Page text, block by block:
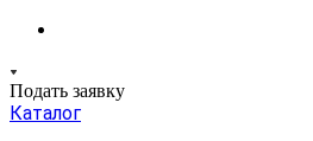
Подать заявку
Каталог